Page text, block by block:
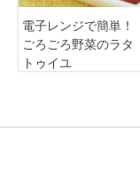
電子レンジで簡単！
ごろごろ野菜のラタ
トゥイユ